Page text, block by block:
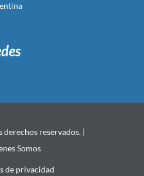
derechos reservados. |
Somos
de privacidad